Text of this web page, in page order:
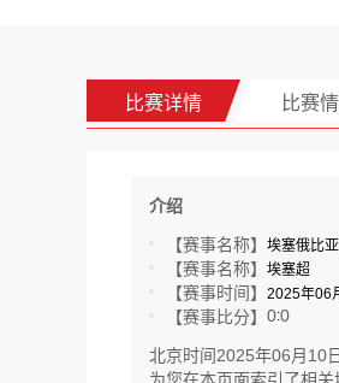
比赛详情 比赛
介绍
【赛事名称】 埃塞俄比
【赛事名称】 埃塞超
【赛事时间】 2025年06
【赛事比分】 0:0
北京时间2025年06月10